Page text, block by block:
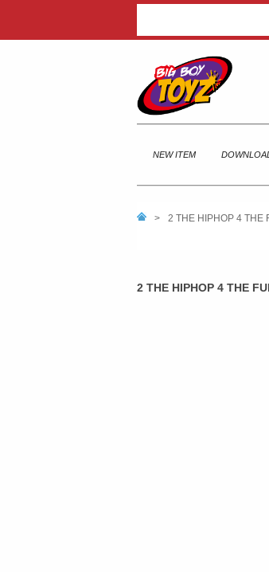
NEW ITEM
> 2 THE HIPHOP 4 THE
2 THE HIPHOP 4 THE